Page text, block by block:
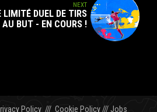
NEXT
LIMITÉ DUEL DE TIRS
AU BUT - EN COURS !
Policy/// Cookie Policy///Jobs